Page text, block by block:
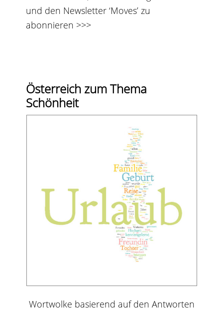
und den Newsletter ‘Moves’ zu
abonnieren >>>
Österreich zum Thema
Schönheit
Wortwolke basierend auf den Antworten